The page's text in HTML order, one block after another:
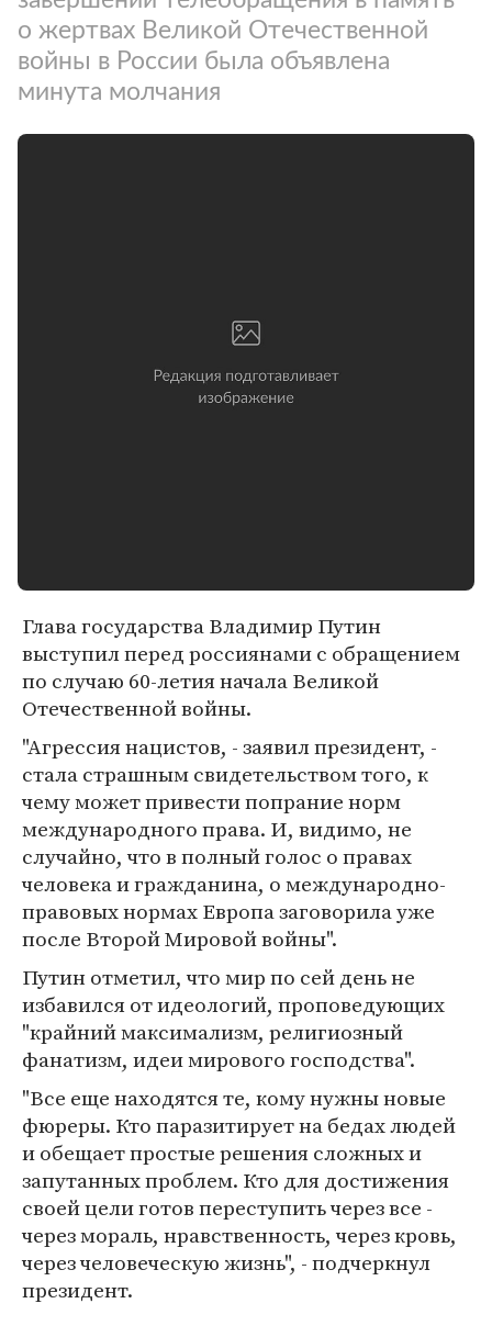
о жертвах Великой Отечественной
войны в России была объявлена
минута молчания
Глава государства Владимир Путин
выступил перед россиянами с обращением
по случаю 60-летия начала Великой
Отечественной войны.
"Агрессия нацистов, - заявил президент, -
стала страшным свидетельством того, к
чему может привести попрание норм
международного права. И, видимо, не
случайно, что в полный голос о правах
человека и гражданина, о международно-
правовых нормах Европа заговорила уже
после Второй Мировой войны".
Путин отметил, что мир по сей день не
избавился от идеологий, проповедующих
"крайний максимализм, религиозный
фанатизм, идеи мирового господства".
"Все еще находятся те, кому нужны новые
фюреры. Кто паразитирует на бедах людей
и обещает простые решения сложных и
запутанных проблем. Кто для достижения
своей цели готов переступить через все -
через мораль, нравственность, через кровь,
через человеческую жизнь", - подчеркнул
президент.